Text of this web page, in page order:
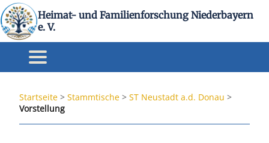
Heimat- und Familienforschung Niederbayern
e. V.
Startseite > Stammtische > ST Neustadt a.d. Donau >
Vorstellung